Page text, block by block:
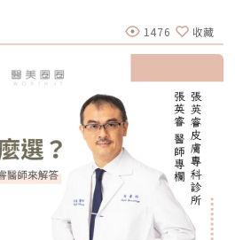
、水楊酸）、A醇、去角質及高刺激性美
類與個人膚況不同，建議依照醫師指示逐
題Q&A Q1：做完醫美，毛孔就可以「完
望喔！毛孔是皮膚正常的生理結構，不可
標是讓變大、變形毛孔「縮小、變淺」，讓
效果，也就是俗稱的「水煮蛋肌」狀態。
越打越薄？ 正確的雷射治療不但不會讓皮
膠原蛋白新生，讓肌膚變得更厚實、更有彈
」且「能量掌控得當」，過度頻繁的施打才
毛孔粗大，通常需要打幾次才有效？ 醫美
程」的規劃。以皮秒雷射或微針電波為例，
隔約 4~6 週）為一個完整療程。不過，多
到上妝變得服貼、出油量減少的明顯變化
或酒糟肌，也能做醫美縮毛孔嗎？需經醫
皮膚屏障較脆弱，若在發炎尚未穩定的情況
紅加劇或刺激反應的風險。因此治療重點通
炎反應」，並依個別狀況調整可能的誘發因
估選擇較溫和的療程，例如微針類療程或能
序漸進方式改善毛孔粗大與膚質細緻度。
治療Reepot AI時光雷射的效果：一次能
善情況（效果因個人皮膚而異）： 斑點淡
人斑變淡、邊界變柔和 妝感變乾淨，妝更
術後恢復期與照護指南Reepot 最大優勢
泛紅：1–3 天斑點結痂／色素加深：3–7
療部位若有傷口、感染或過敏發炎需等肌膚
、光敏感或慢性疾病者需由醫師評估安全
光敏藥物者不建議進行光電療程。4. 三個
醫師確認治療時機。5. 術前請避免日曬並停
。這些都有助於減少反黑。術後照護1. 人工
撕除。2. 若人工皮翹起或濕潤可加貼更大
內避免三溫暖、蒸氣、劇烈流汗與飲酒。4.
皮並檢查膚況。5. 如出現紅腫、刺癢或滲出
謝期間避免使用磨砂、卸妝棉與去角質產
做好防曬。Reepot 的優勢到底在哪？與傳
與機型不同 皮膚、皮下組織、
、身
搭配舒緩方式 通常需要局部麻
程； 無雙電波則為結合單極與雙極射頻
時兼顧緊緻與膚質改善。 根據原廠資料，
，可應用於肌膚緊緻與平滑需求；而
能量，可作用於不同皮膚層次。 這也是為
問： 我需要的是「輪廓拉提」，還是
，還是無雙電波？ 兩者是否可以搭配施
帶你一次釐清兩者差異。什麼是鳳凰電波
式名稱是 Thermage FLX，為台灣索塔
設備。根據台灣原廠資料，Thermage
。所謂「電容耦合」，簡單來說就是能量透
無需破壞皮膚結構。它的特色是「單極電
的皮膚組織，形成較廣泛的容積式加熱。一
「緊緻輪廓」、「改善鬆弛」，多半就是從
於非侵入式，不需要手術或注射，且通常恢
漸顯現，並隨著時間持續變化。鳳凰電波適
待用在以下需求： 臉部鬆弛感 下顎線不清
紋與鬆弛 身體局部肌膚鬆弛 常被作為年度
，任何非侵入式儀器療程都不是拉皮手術，
改善輕度到中度鬆弛，若已經有明顯皮膚
1476 收藏